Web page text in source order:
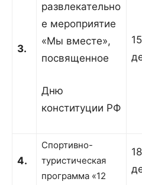
3.
развлекательно
е мероприятие
«Мы вместе»,
посвященное
Дню
конституции РФ
15
4.
Спортивно-
туристическая
программа «12
18